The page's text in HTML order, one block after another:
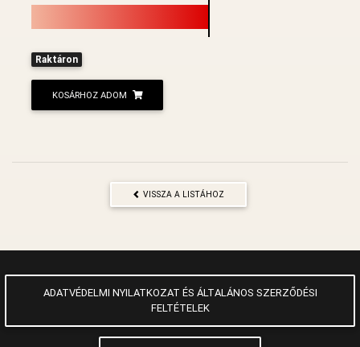
Raktáron
KOSÁRHOZ ADOM
VISSZA A LISTÁHOZ
ADATVÉDELMI NYILATKOZAT ÉS ÁLTALÁNOS SZERZŐDÉSI
FELTÉTELEK